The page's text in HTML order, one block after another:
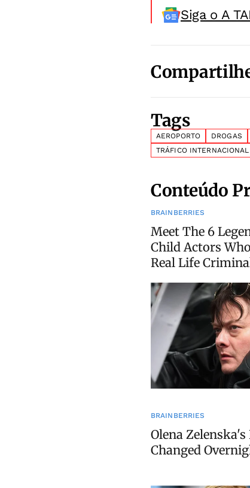
Siga o A
Tags
AEROPORTO DROGAS
TRÁFICO INTERNACIONAL